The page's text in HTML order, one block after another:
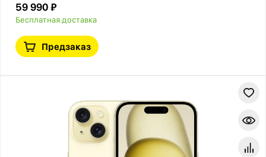
59 990 ₽
Бесплатная доставка
Предзаказ